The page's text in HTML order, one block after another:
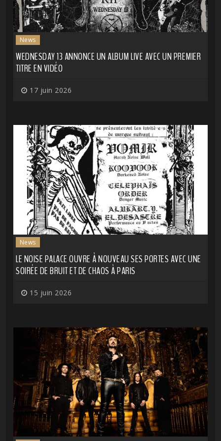
News
WEDNESDAY 13 ANNONCE UN ALBUM LIVE AVEC UN PREMIER
TITRE EN VIDÉO
17 juin 2026
News
LE NOISE PALACE OUVRE À NOUVEAU SES PORTES AVEC UNE
SOIRÉE DE BRUIT ET DE CHAOS À PARIS
15 juin 2026